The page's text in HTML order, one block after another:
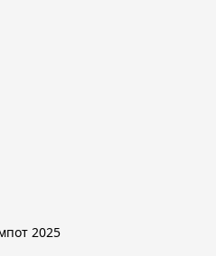
© Компот 2025